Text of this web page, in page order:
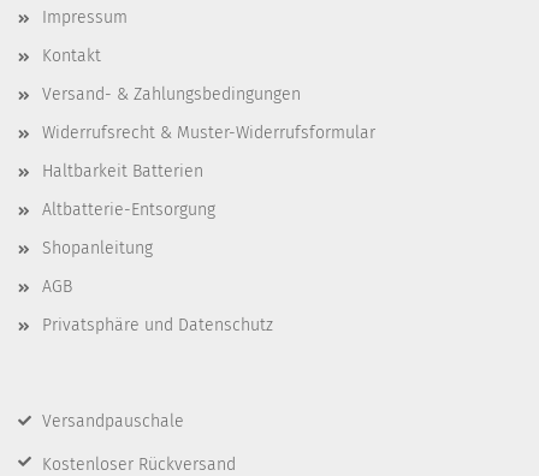
Impressum
Kontakt
Versand- & Zahlungsbedingungen
Widerrufsrecht & Muster-Widerrufsformular
Haltbarkeit Batterien
Altbatterie-Entsorgung
Shopanleitung
AGB
Privatsphäre und Datenschutz
Versandpauschale
Kostenloser Rückversand